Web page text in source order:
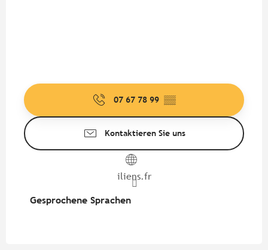
07 67 78 99 ▒▒
Kontaktieren Sie uns
iliens.fr
Gesprochene Sprachen
Gesprochene Sprachen